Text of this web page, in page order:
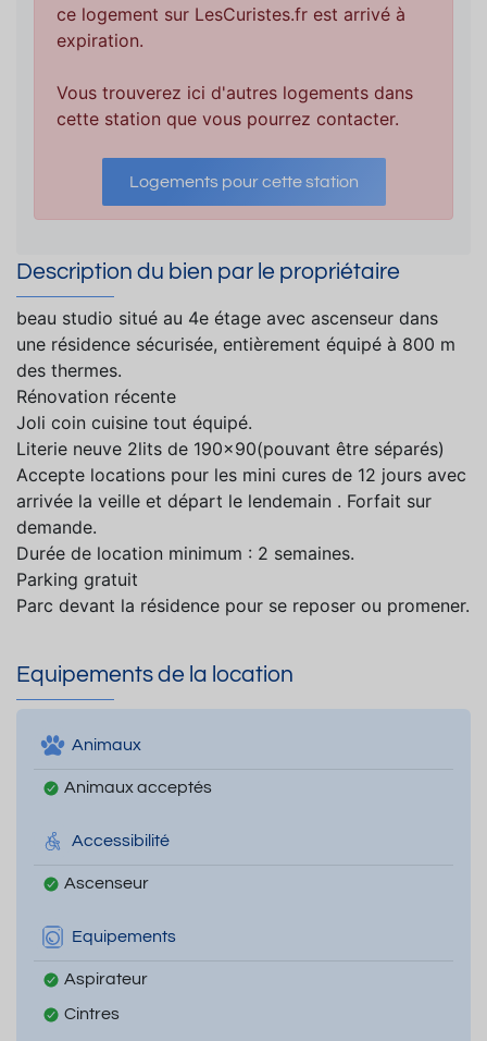
ce logement sur LesCuristes.fr est arrivé à
expiration.
Vous trouverez ici d'autres logements dans
cette station que vous pourrez contacter.
Logements pour cette station
Description du bien par le propriétaire
beau studio situé au 4e étage avec ascenseur dans
une résidence sécurisée, entièrement équipé à 800 m
des thermes.
Rénovation récente
Joli coin cuisine tout équipé.
Literie neuve 2lits de 190x90(pouvant être séparés)
Accepte locations pour les mini cures de 12 jours avec
arrivée la veille et départ le lendemain . Forfait sur
demande.
Durée de location minimum : 2 semaines.
Parking gratuit
Parc devant la résidence pour se reposer ou promener.
Equipements de la location
Animaux
Animaux acceptés
Accessibilité
Ascenseur
Equipements
Aspirateur
Cintres